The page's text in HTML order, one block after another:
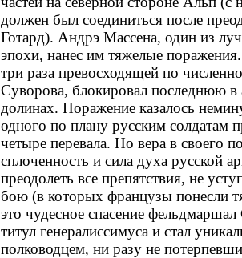
должен был соединиться после
Готард). Андрэ Массена, один из
эпохи, нанес им тяжелые
три раза превосходящей по
Суворова, блокировал последнюю в
долинах. Поражение казалось
одного по плану русским солдатам
четыре перевала. Но вера в своего
сплоченность и сила духа русской
преодолеть все препятствия, не
бою (в которых французы понесли
это чудесное спасение
титул генералиссимуса и стал
полководцем, ни разу не